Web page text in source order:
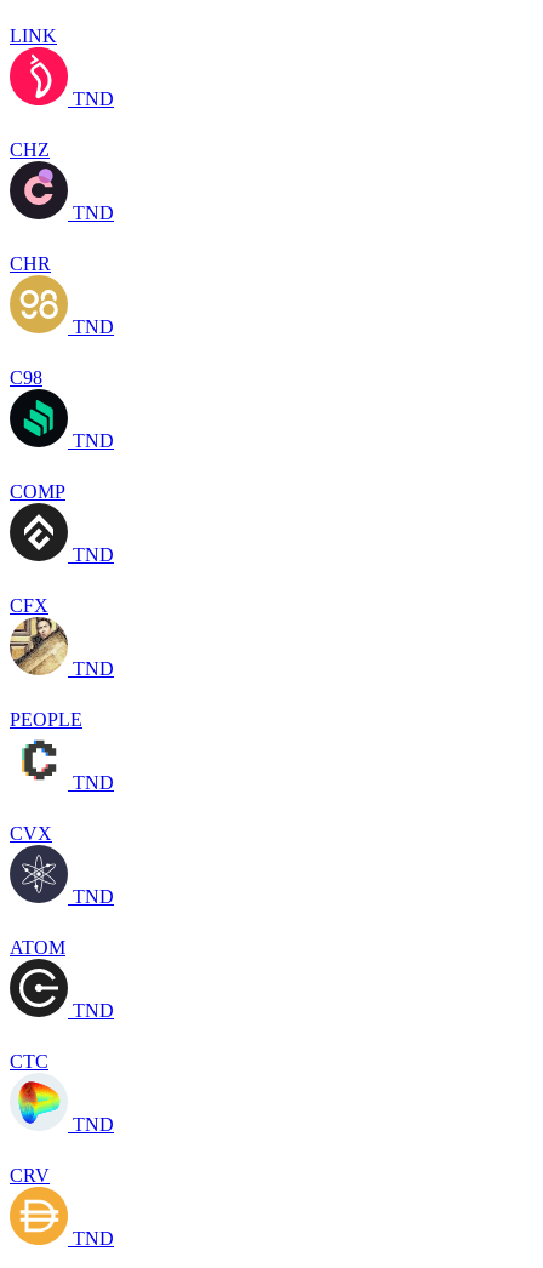
LINK
TND
CHZ
TND
CHR
TND
C98
TND
COMP
TND
CFX
TND
PEOPLE
TND
CVX
TND
ATOM
TND
CTC
TND
CRV
TND